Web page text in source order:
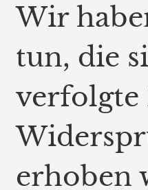
Wir
tun, die
erhoben